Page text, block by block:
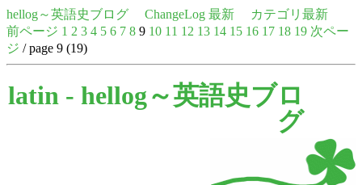
hellog～英語史ブログ ChangeLog 最新
カテゴリ最新
前ページ 1 2 3 4 5 6 7 8 9 10 11 12 13 14 15 16 17 18 19 次ペー
ジ / page 9 (19)
latin - hellog～英語史ブロ
グ